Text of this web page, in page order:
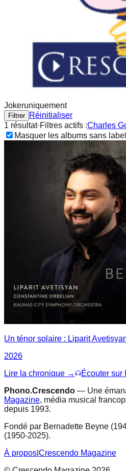
Jokeruniquement
Filtrer
Réinitialiser
1 résultat·Filtres actifs :Charles
Masquer les albums sans label
Un ténor solaire : Liparit
2026
Lire la chronique →
Écouter sur
Phono.Crescendo — Une
Magazine, média musical
depuis 1993.
Fondé par Bernadette Beyne
(1950-2025).
À propos Crescendo Magazine